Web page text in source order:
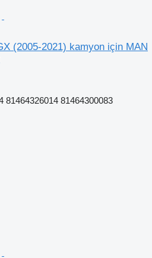
(2005-2021) kamyon için MAN
81464326014 81464300083